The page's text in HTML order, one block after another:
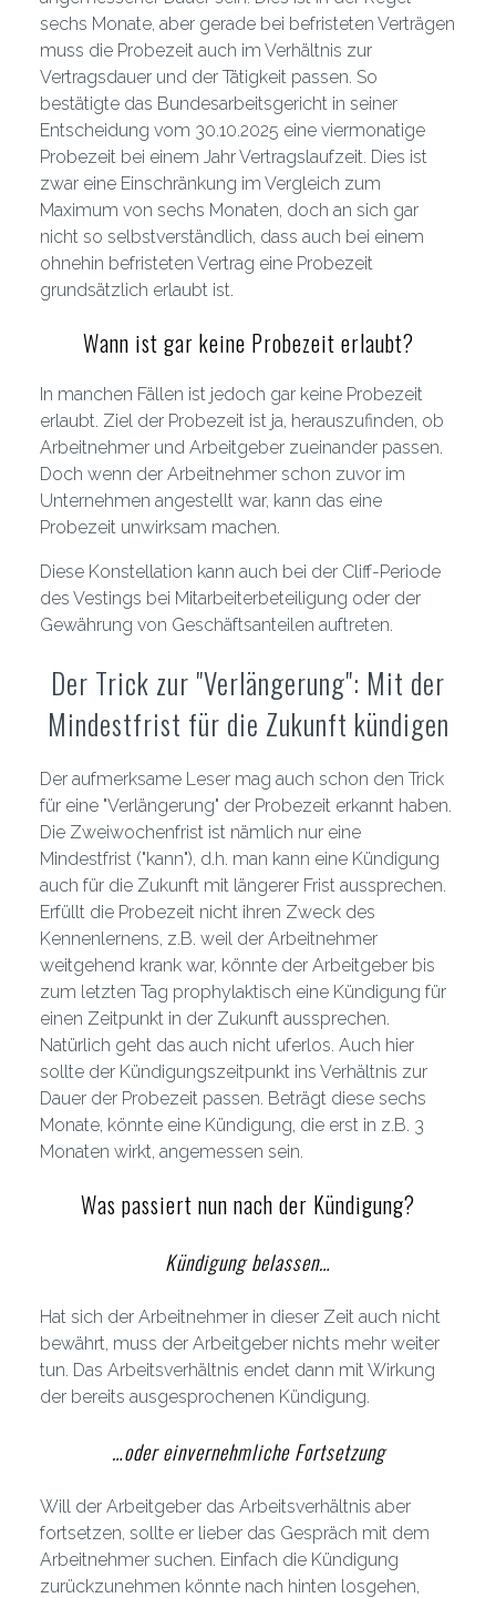
sechs Monate, aber gerade bei befristeten Verträgen
muss die Probezeit auch im Verhältnis zur
Vertragsdauer und der Tätigkeit passen. So
bestätigte das Bundesarbeitsgericht in seiner
Entscheidung vom 30.10.2025 eine viermonatige
Probezeit bei einem Jahr Vertragslaufzeit. Dies ist
zwar eine Einschränkung im Vergleich zum
Maximum von sechs Monaten, doch an sich gar
nicht so selbstverständlich, dass auch bei einem
ohnehin befristeten Vertrag eine Probezeit
grundsätzlich erlaubt ist.
Wann ist gar keine Probezeit erlaubt?
In manchen Fällen ist jedoch gar keine Probezeit
erlaubt. Ziel der Probezeit ist ja, herauszufinden, ob
Arbeitnehmer und Arbeitgeber zueinander passen.
Doch wenn der Arbeitnehmer schon zuvor im
Unternehmen angestellt war, kann das eine
Probezeit unwirksam machen.
Diese Konstellation kann auch bei der Cliff-Periode
des Vestings bei Mitarbeiterbeteiligung oder der
Gewährung von Geschäftsanteilen auftreten.
Der Trick zur "Verlängerung": Mit der
Mindestfrist für die Zukunft kündigen
Der aufmerksame Leser mag auch schon den Trick
für eine "Verlängerung" der Probezeit erkannt haben.
Die Zweiwochenfrist ist nämlich nur eine
Mindestfrist ("kann"), d.h. man kann eine Kündigung
auch für die Zukunft mit längerer Frist aussprechen.
Erfüllt die Probezeit nicht ihren Zweck des
Kennenlernens, z.B. weil der Arbeitnehmer
weitgehend krank war, könnte der Arbeitgeber bis
zum letzten Tag prophylaktisch eine Kündigung für
einen Zeitpunkt in der Zukunft aussprechen.
Natürlich geht das auch nicht uferlos. Auch hier
sollte der Kündigungszeitpunkt ins Verhältnis zur
Dauer der Probezeit passen. Beträgt diese sechs
Monate, könnte eine Kündigung, die erst in z.B. 3
Monaten wirkt, angemessen sein.
Was passiert nun nach der Kündigung?
Kündigung belassen…
Hat sich der Arbeitnehmer in dieser Zeit auch nicht
bewährt, muss der Arbeitgeber nichts mehr weiter
tun. Das Arbeitsverhältnis endet dann mit Wirkung
der bereits ausgesprochenen Kündigung.
…oder einvernehmliche Fortsetzung
Will der Arbeitgeber das Arbeitsverhältnis aber
fortsetzen, sollte er lieber das Gespräch mit dem
Arbeitnehmer suchen. Einfach die Kündigung
zurückzunehmen könnte nach hinten losgehen,